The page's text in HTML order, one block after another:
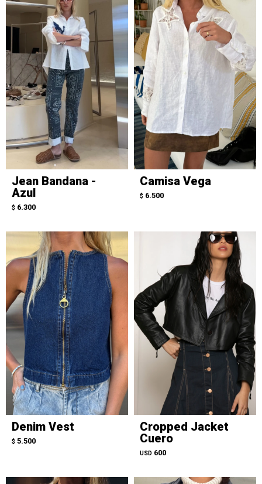
Jean Bandana -
Azul
$ 6.300
Camisa Vega
$ 6.500
Denim Vest
$ 5.500
Cropped Jacket
Cuero
USD 600